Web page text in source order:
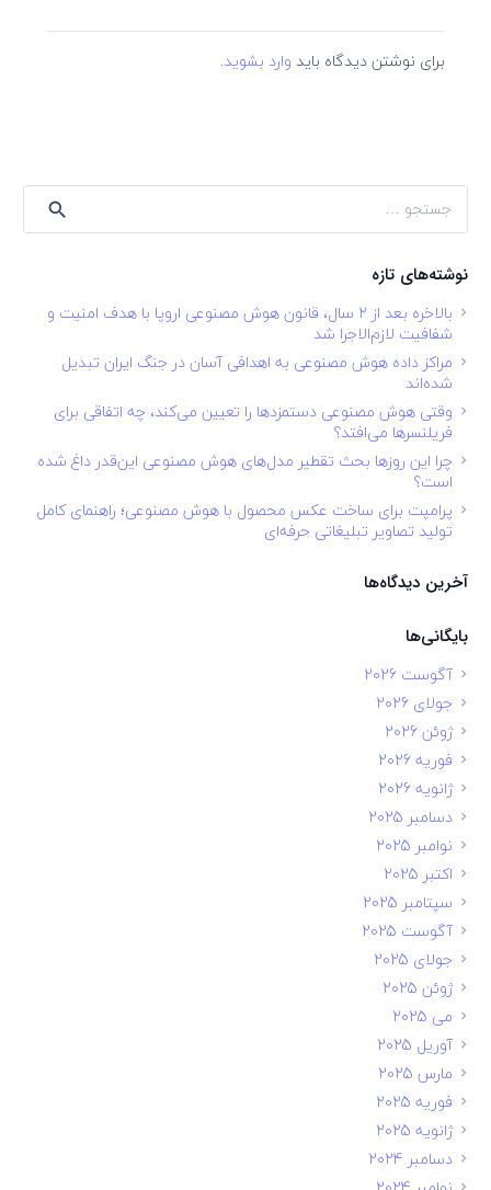
برای نوشتن دیدگاه باید وارد بشوید.
جستجو
برای:
نوشته‌های تازه
بالاخره بعد از ۲ سال، قانون هوش مصنوعی اروپا با هدف امنیت و
شفافیت لازم‌الاجرا شد
مراکز داده هوش مصنوعی به اهدافی آسان در جنگ ایران تبدیل
شده‌اند
وقتی هوش مصنوعی دستمزدها را تعیین می‌کند، چه اتفاقی برای
فریلنسرها می‌افتد؟
چرا این روزها بحث تقطیر مدل‌های هوش مصنوعی این‌قدر داغ شده
است؟
پرامپت برای ساخت عکس محصول با هوش مصنوعی؛ راهنمای کامل
تولید تصاویر تبلیغاتی حرفه‌ای
آخرین دیدگاه‌ها
بایگانی‌ها
آگوست 2026
جولای 2026
ژوئن 2026
فوریه 2026
ژانویه 2026
دسامبر 2025
نوامبر 2025
اکتبر 2025
سپتامبر 2025
آگوست 2025
جولای 2025
ژوئن 2025
می 2025
آوریل 2025
مارس 2025
فوریه 2025
ژانویه 2025
دسامبر 2024